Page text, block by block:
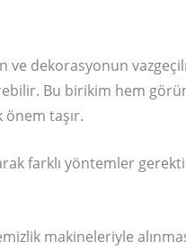
dekorasyonun
Bu birikim hem
taşır.
farklı yöntemler
makineleriyle